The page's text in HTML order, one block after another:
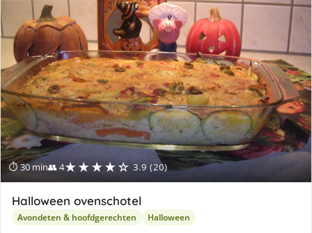
⏱ 30 min👥 4★★★★☆ 3.9 (20)
Halloween ovenschotel
Avondeten & hoofdgerechten Halloween